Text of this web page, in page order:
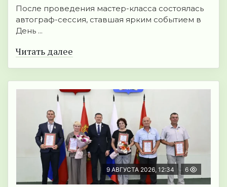
После проведения мастер-класса состоялась
автограф-сессия, ставшая ярким событием в
День ...
Читать далее
9 АВГУСТА 2026, 12:34 6